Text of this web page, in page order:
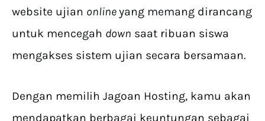
website ujian onlineyang memang dirancang
untuk mencegah down saat ribuan siswa
mengakses sistem ujian secara bersamaan.
Dengan memilih Jagoan Hosting, kamu akan
mendapatkan berbagai keuntungan sebagai